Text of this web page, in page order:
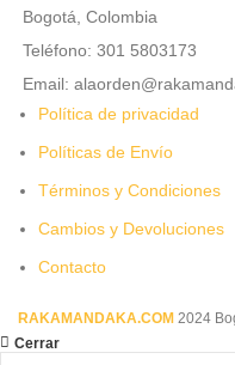
Bogotá, Colombia
Teléfono: 301 5803173
Email:
Política de privacidad
Políticas de Envío
Términos y Condiciones
Cambios y Devoluciones
Contacto
RAKAMANDAKA.COM 2024
Cerrar